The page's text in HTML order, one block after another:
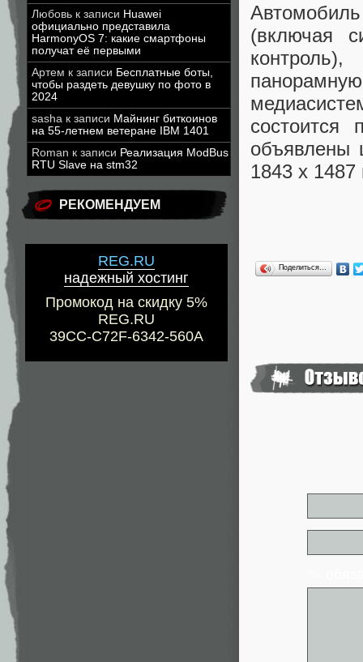
Любовь к записи Huawei
официально представила
HarmonyOS 7: какие смартфоны
получат её первыми
Артем к записи Бесплатные боты,
чтобы раздеть девушку по фото в
2024
sasha к записи Майнинг биткоинов
на 55-летнем ветеране IBM 1401
Roman к записи Реализация ModBus
RTU Slave на stm32
РЕКОМЕНДУЕМ
REG.RU
надежный хостинг
Промокод на скидку 5%
REG.RU
39CC-C72F-6342-560A
(включая
состоится
объявлены
1843 х
Поделиться…